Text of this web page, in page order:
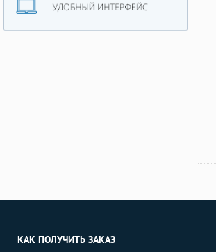
КАК ПОЛУЧИТЬ ЗАКАЗ